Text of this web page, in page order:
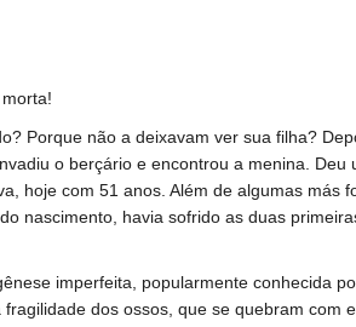
Porque não a deixavam ver sua filha?
o berçário e encontrou a menina. Deu
hoje com 51 anos. Além de algumas más
nascimento, havia sofrido as duas
imperfeita, popularmente conhecida
dos ossos, que se quebram com